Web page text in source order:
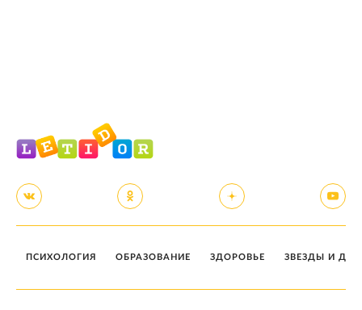
ПСИХОЛОГИЯ ОБРАЗОВАНИЕ ЗДОРОВЬЕ ЗВЕЗДЫ И